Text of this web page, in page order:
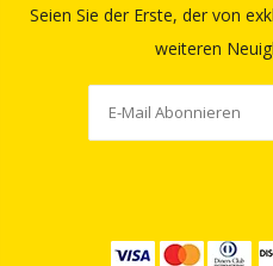
Seien Sie der Erste, der von
weiteren